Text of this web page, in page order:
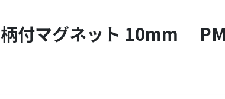
柄付マグネット 10mm